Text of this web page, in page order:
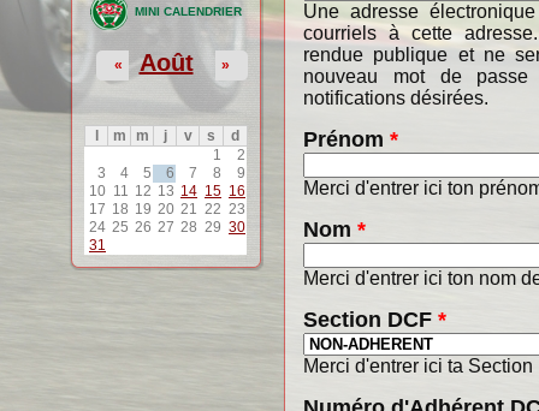
MINI CALENDRIER
Août
« »
m m j v s
d
1
2
3
4 5 6 7 8
9
10 11 12 13 14 15 16
17 18 19 20 21 22 23
24 25 26 27 28 29 30
31
Une adresse
courriels à cette
rendue publique et ne
nouveau mot de
notifications désirées.
Prénom *
Merci d'entrer ici ton
Nom *
Merci d'entrer ici ton nom
Section DCF *
Merci d'entrer ici ta